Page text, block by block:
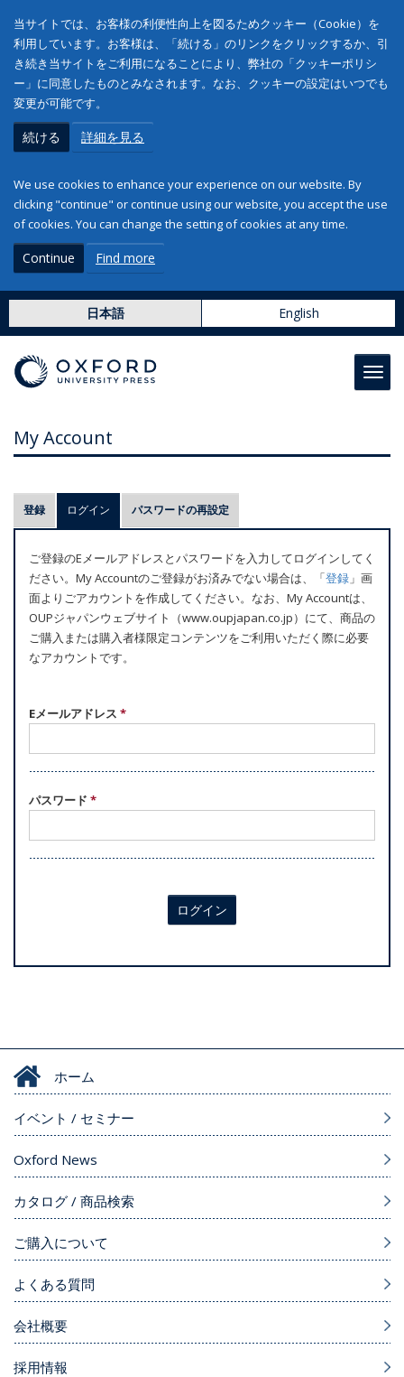
当サイトでは、お客様の利便性向上を図るためクッキー（Cookie）を
利用しています。お客様は、「続ける」のリンクをクリックするか、引
き続き当サイトをご利用になることにより、弊社の「クッキーポリシ
ー」に同意したものとみなされます。なお、クッキーの設定はいつでも
変更が可能です。
続ける 詳細を見る
We use cookies to enhance your experience on our website. By
clicking "continue" or continue using our website, you accept the use
of cookies. You can change the setting of cookies at any time.
Continue Find more
日本語 English
My Account
プ
ラ
マ
リ
ー
タ
ブ
登録 ログイン (アクティブなタブ)
パスワードの再設定
ご登録のEメールアドレスとパスワードを入力してログインしてく
ださい。My Accountのご登録がお済みでない場合は、「登録 」画
面よりごアカウントを作成してください。なお、My Accountは、
OUPジャパンウェブサイト（www.oupjapan.co.jp）にて、商品の
ご購入または購入者様限定コンテンツをご利用いただく際に必要
なアカウントです。
Eメールアドレス *
パスワード *
ログイン
ホーム
イベント / セミナー
Oxford News
カタログ / 商品検索
ご購入について
よくある質問
会社概要
採用情報